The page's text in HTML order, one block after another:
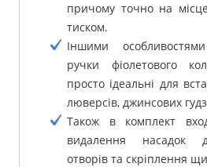
причому точно на
тиском.
Іншими
ручки фіолетового
просто ідеальні для
люверсів, джинсових
Також в комплект
видалення насадок
отворів та скріплення